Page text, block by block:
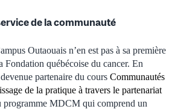
de la communauté
Outaouais n’en est pas à sa première
Fondation québécoise du cancer. En
partenaire du cours Communautés
de la pratique à travers le partenariat
programme MDCM qui comprend un